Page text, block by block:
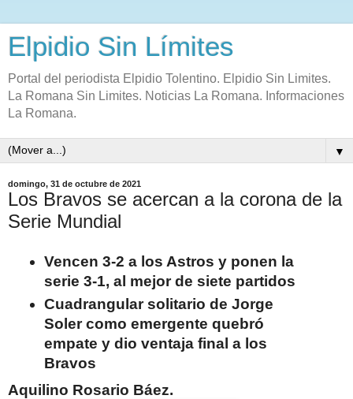
Elpidio Sin Límites
Portal del periodista Elpidio Tolentino. Elpidio Sin Limites.
La Romana Sin Limites. Noticias La Romana. Informaciones
La Romana.
▼
domingo, 31 de octubre de 2021
Los Bravos se acercan a la corona de la
Serie Mundial
Vencen 3-2 a los Astros y ponen la
serie 3-1, al mejor de siete partidos
Cuadrangular solitario de Jorge
Soler como emergente quebró
empate y dio ventaja final a los
Bravos
Aquilino Rosario Báez.